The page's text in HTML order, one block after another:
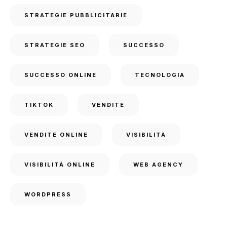
STRATEGIE PUBBLICITARIE
STRATEGIE SEO SUCCESSO
SUCCESSO ONLINE TECNOLOGIA
TIKTOK VENDITE
VENDITE ONLINE VISIBILITÀ
VISIBILITÀ ONLINE WEB AGENCY
WORDPRESS